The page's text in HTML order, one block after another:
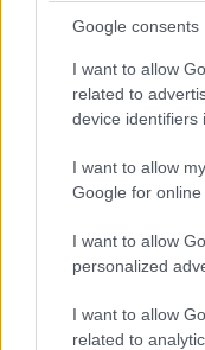
Google consents
I want to allow
related to
device identifiers
I want to allow
Google for
I want to allow
personalized
I want to allow
related to
07·08·2026 20:19
Θανάσης
«Σπέκουλα, ψεύδη,
ανεπίδεκτες